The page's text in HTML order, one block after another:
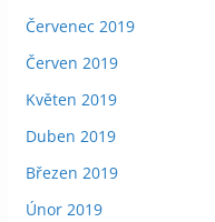
Červenec 2019
Červen 2019
Květen 2019
Duben 2019
Březen 2019
Únor 2019